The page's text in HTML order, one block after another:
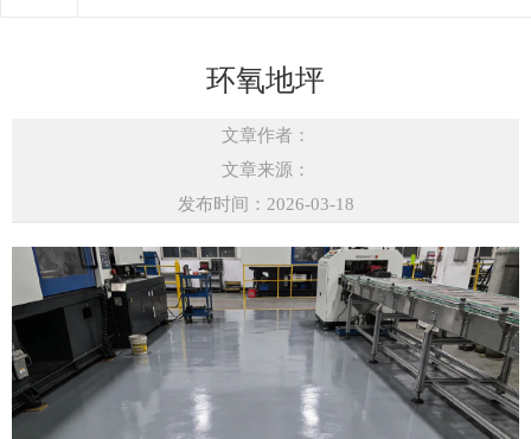
环氧地坪
文章作者：
文章来源：
发布时间：2026-03-18